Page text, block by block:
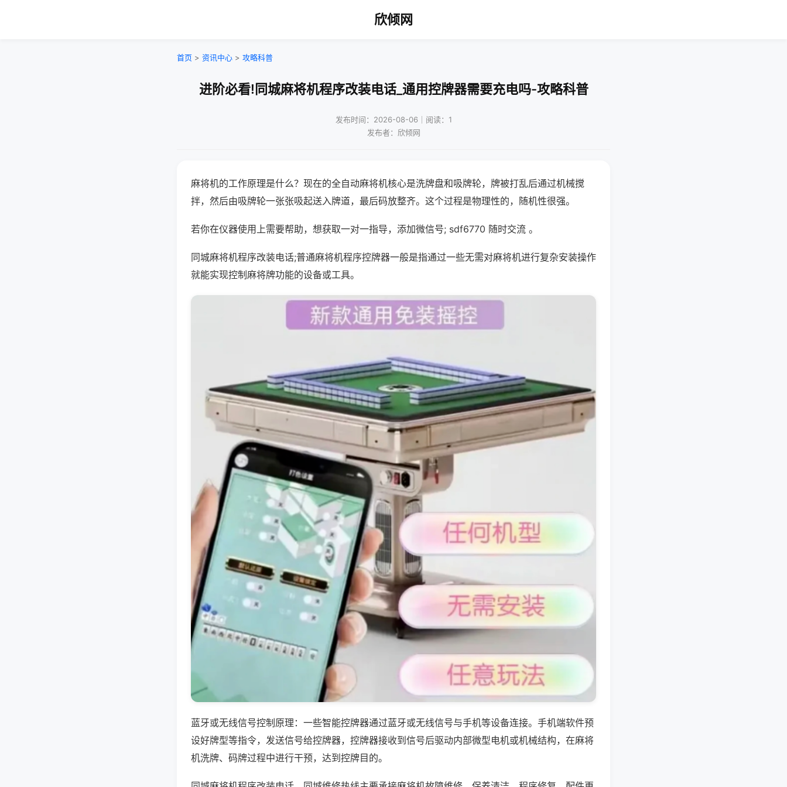
欣倾网
首页 > 资讯中心 > 攻略科普
进阶必看!同城麻将机程序改装电话_通用控牌器需要充电吗-攻略科普
发布时间：2026-08-06｜阅读：1
发布者：欣倾网
麻将机的工作原理是什么？现在的全自动麻将机核心是洗牌盘和吸牌轮，牌被打乱后通过机械搅
拌，然后由吸牌轮一张张吸起送入牌道，最后码放整齐。这个过程是物理性的，随机性很强。
若你在仪器使用上需要帮助，想获取一对一指导，添加微信号; sdf6770 随时交流 。
同城麻将机程序改装电话;普通麻将机程序控牌器一般是指通过一些无需对麻将机进行复杂安装操作
就能实现控制麻将牌功能的设备或工具。
蓝牙或无线信号控制原理：一些智能控牌器通过蓝牙或无线信号与手机等设备连接。手机端软件预
设好牌型等指令，发送信号给控牌器，控牌器接收到信号后驱动内部微型电机或机械结构，在麻将
机洗牌、码牌过程中进行干预，达到控牌目的。